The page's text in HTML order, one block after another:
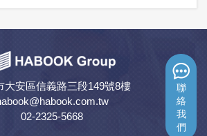
聯
絡
我
們
大安區信義路三段149號8樓
02-2325-5668